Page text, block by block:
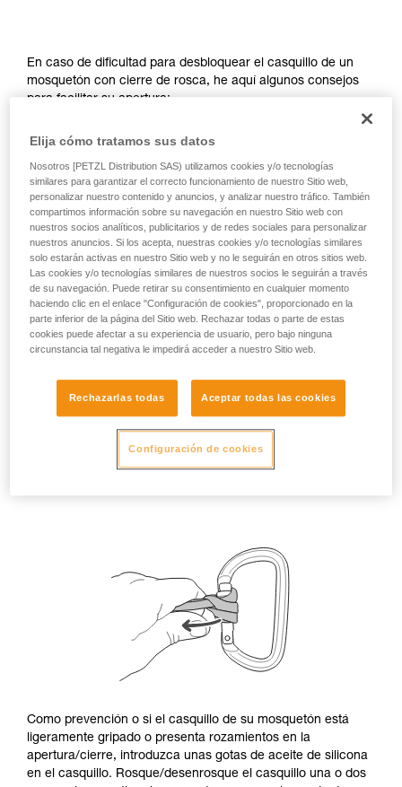
Damos ejemplos de técnicas relacionadas con
su actividad. Pueden existir otras que no
describimos aquí.
En caso de dificultad para desbloquear el casquillo de un
mosquetón con cierre de rosca, he aquí algunos consejos
para facilitar su apertura:
Utilice la cuerda o una cinta para rodear el casquillo
del mosquetón y así aumentar el brazo de palanca en
el casquillo.
Como prevención o si el casquillo de su mosquetón está
ligeramente gripado o presenta rozamientos en la
apertura/cierre, introduzca unas gotas de aceite de silicona
en el casquillo. Rosque/desenrosque el casquillo una o dos
Elija cómo tratamos sus datos
Nosotros [PETZL Distribution SAS) utilizamos cookies y/o tecnologías
similares para garantizar el correcto funcionamiento de nuestro Sitio web,
personalizar nuestro contenido y anuncios, y analizar nuestro tráfico. También
compartimos información sobre su navegación en nuestro Sitio web con
nuestros socios analíticos, publicitarios y de redes sociales para personalizar
nuestros anuncios. Si los acepta, nuestras cookies y/o tecnologías similares
solo estarán activas en nuestro Sitio web y no le seguirán en otros sitios web.
Las cookies y/o tecnologías similares de nuestros socios le seguirán a través
de su navegación. Puede retirar su consentimiento en cualquier momento
haciendo clic en el enlace "Configuración de cookies", proporcionado en la
parte inferior de la página del Sitio web. Rechazar todas o parte de estas
cookies puede afectar a su experiencia de usuario, pero bajo ninguna
circunstancia tal negativa le impedirá acceder a nuestro Sitio web.
Rechazarlas todas Aceptar todas las cookies
Configuración de cookies